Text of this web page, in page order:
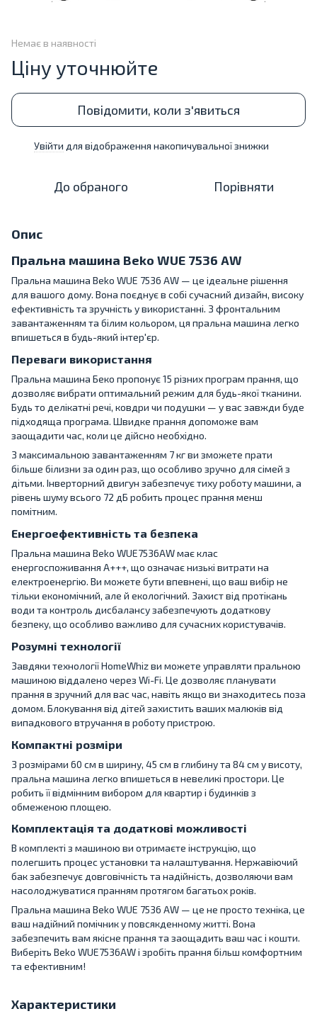
Немає в наявності
Ціну уточнюйте
Повідомити, коли з'явиться
Увійти для відображення накопичувальної знижки
До обраного Порівняти
Опис
Пральна машина Beko WUE 7536 AW
Пральна машина Beko WUE 7536 AW — це ідеальне рішення
для вашого дому. Вона поєднує в собі сучасний дизайн, високу
ефективність та зручність у використанні. З фронтальним
завантаженням та білим кольором, ця пральна машина легко
впишеться в будь-який інтер'єр.
Переваги використання
Пральна машина Беко пропонує 15 різних програм прання, що
дозволяє вибрати оптимальний режим для будь-якої тканини.
Будь то делікатні речі, ковдри чи подушки — у вас завжди буде
підходяща програма. Швидке прання допоможе вам
заощадити час, коли це дійсно необхідно.
З максимальною завантаженням 7 кг ви зможете прати
більше білизни за один раз, що особливо зручно для сімей з
дітьми. Інверторний двигун забезпечує тиху роботу машини, а
рівень шуму всього 72 дБ робить процес прання менш
помітним.
Енергоефективність та безпека
Пральна машина Beko WUE7536AW має клас
енергоспоживання A+++, що означає низькі витрати на
електроенергію. Ви можете бути впевнені, що ваш вибір не
тільки економічний, але й екологічний. Захист від протікань
води та контроль дисбалансу забезпечують додаткову
безпеку, що особливо важливо для сучасних користувачів.
Розумні технології
Завдяки технології HomeWhiz ви можете управляти пральною
машиною віддалено через Wi-Fi. Це дозволяє планувати
прання в зручний для вас час, навіть якщо ви знаходитесь поза
домом. Блокування від дітей захистить ваших малюків від
випадкового втручання в роботу пристрою.
Компактні розміри
З розмірами 60 см в ширину, 45 см в глибину та 84 см у висоту,
пральна машина легко впишеться в невеликі простори. Це
робить її відмінним вибором для квартир і будинків з
обмеженою площею.
Комплектація та додаткові можливості
В комплекті з машиною ви отримаєте інструкцію, що
полегшить процес установки та налаштування. Нержавіючий
бак забезпечує довговічність та надійність, дозволяючи вам
насолоджуватися пранням протягом багатьох років.
Пральна машина Beko WUE 7536 AW — це не просто техніка, це
ваш надійний помічник у повсякденному житті. Вона
забезпечить вам якісне прання та заощадить ваш час і кошти.
Виберіть Beko WUE7536AW і зробіть прання більш комфортним
та ефективним!
Характеристики